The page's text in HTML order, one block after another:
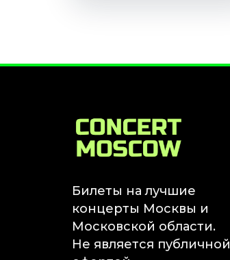
Билеты на лучшие
концерты Москвы и
Московской области.
Не является публичной